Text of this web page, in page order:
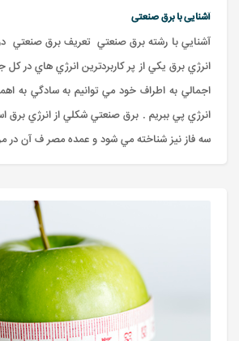
آشنایی با برق صنعتی
آشنايي با رشته برق صنعتي تعريف برق صنعتي
انرژي برق يکي از پر کاربردترين انرژي هاي در
اجمالي به اطراف خود مي توانيم به سادگي به
انرژي پي ببريم . برق صنعتي شکلي از انرژي
سه فاز نيز شناخته مي شود و عمده مصر ف آن در